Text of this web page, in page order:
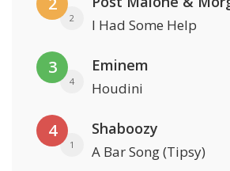
2 I Had Some Help
3
4
Eminem
Houdini
4
1
Shaboozy
A Bar Song (Tipsy)